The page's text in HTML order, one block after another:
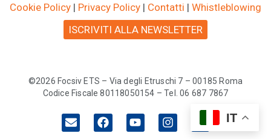
Cookie Policy | Privacy Policy | Contatti | Whistleblowing
ISCRIVITI ALLA NEWSLETTER
©2026 Focsiv ETS – Via degli Etruschi 7 – 00185 Roma
Codice Fiscale 80118050154 – Tel. 06 687 7867
IT